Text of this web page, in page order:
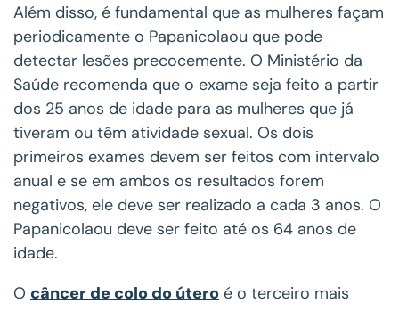
Além disso, é fundamental que as mulheres façam
periodicamente o Papanicolaou que pode
detectar lesões precocemente. O Ministério da
Saúde recomenda que o exame seja feito a partir
dos 25 anos de idade para as mulheres que já
tiveram ou têm atividade sexual. Os dois
primeiros exames devem ser feitos com intervalo
anual e se em ambos os resultados forem
negativos, ele deve ser realizado a cada 3 anos. O
Papanicolaou deve ser feito até os 64 anos de
idade.
O câncer de colo do útero é o terceiro mais